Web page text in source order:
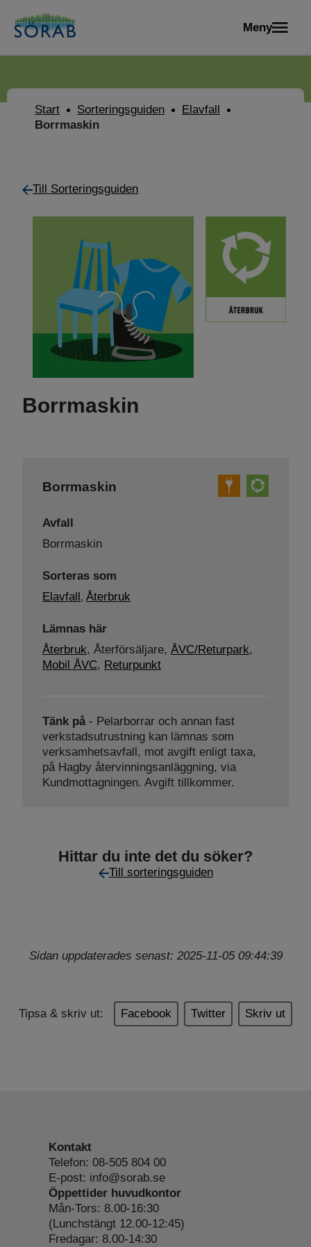
Meny
Start Sorteringsguiden
Elavfall
Borrmaskin
Till Sorteringsguiden
Borrmaskin
Borrmaskin
Avfall
Borrmaskin
Sorteras som
Elavfall, Återbruk
Lämnas här
Återbruk, Återförsäljare, ÅVC/Returpark,
Mobil ÅVC, Returpunkt
Tänk på- Pelarborrar och annan fast
verkstadsutrustning kan lämnas som
verksamhetsavfall, mot avgift enligt taxa,
på Hagby återvinningsanläggning, via
Kundmottagningen. Avgift tillkommer.
Hittar du inte det du söker?
Till sorteringsguiden
Sidan uppdaterades senast: 2025-11-05 09:44:39
Tipsa & skriv ut: Facebook Twitter Skriv ut
Kontakt
Telefon: 08-505 804 00
E-post: info@sorab.se
Öppettider huvudkontor
Mån-Tors: 8.00-16:30
(Lunchstängt 12.00-12:45)
Fredagar: 8.00-14:30